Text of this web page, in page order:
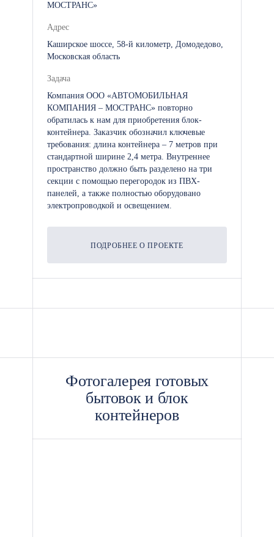
МОСТРАНС»
Адрес
Каширское шоссе, 58-й километр, Домодедово,
Московская область
Задача
Компания ООО «АВТОМОБИЛЬНАЯ
КОМПАНИЯ – МОСТРАНС» повторно
обратилась к нам для приобретения блок-
контейнера. Заказчик обозначил ключевые
требования: длина контейнера – 7 метров при
стандартной ширине 2,4 метра. Внутреннее
пространство должно быть разделено на три
секции с помощью перегородок из ПВХ-
панелей, а также полностью оборудовано
электропроводкой и освещением.
ПОДРОБНЕЕ О ПРОЕКТЕ
Фотогалерея готовых
бытовок и блок
контейнеров